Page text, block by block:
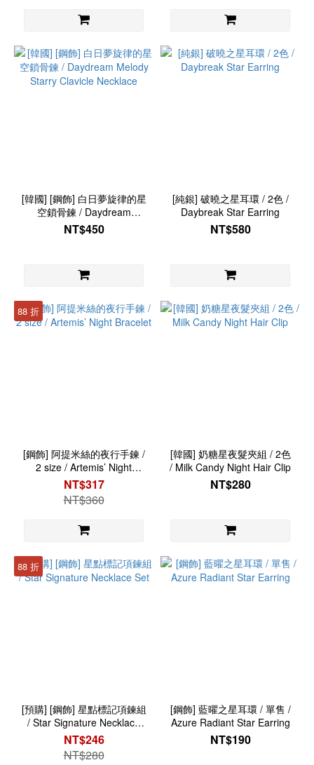
[韓國] [鋼飾] 白日夢旋律的星
空鎖骨鍊 / Daydream
Melody Starry Clavicle
Necklace
NT$450
[純銀] 破曉之星耳環 / 2色 /
Daybreak Star Earring
NT$580
88 折
[鋼飾] 阿提米絲的夜行手鍊 /
2 size / Artemis’ Night
Bracelet
NT$317
NT$360
[韓國] 奶糖星夜髮夾組 / 2色
/ Milk Candy Night Hair Clip
NT$280
88 折
[預購] [鋼飾] 星點標記項鍊組
/ Star Signature Necklace
Set
NT$246
NT$280
[鋼飾] 藍曜之星耳環 / 單售 /
Azure Radiant Star Earring
NT$190